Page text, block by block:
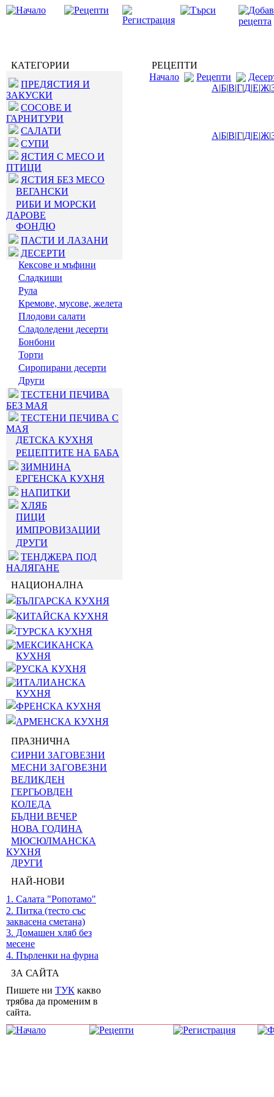
КАТЕГОРИИ
ПРЕДЯСТИЯ И
ЗАКУСКИ
СОСОВЕ И
ГАРНИТУРИ
САЛАТИ
СУПИ
ЯСТИЯ С МЕСО И
ПТИЦИ
ЯСТИЯ БЕЗ МЕСО
ВЕГАНСКИ
РИБИ И МОРСКИ
ДАРОВЕ
ФОНДЮ
ПАСТИ И ЛАЗАНИ
ДЕСЕРТИ
Кексове и мъфини
Сладкиши
Рула
Кремове, мусове, желета
Плодови салати
Сладоледени десерти
Бонбони
Торти
Сиропирани десерти
Други
ТЕСТЕНИ ПЕЧИВА
БЕЗ МАЯ
ТЕСТЕНИ ПЕЧИВА С
МАЯ
ДЕТСКА КУХНЯ
РЕЦЕПТИТЕ НА БАБА
ЗИМНИНА
ЕРГЕНСКА КУХНЯ
НАПИТКИ
ХЛЯБ
ПИЦИ
ИМПРОВИЗАЦИИ
ДРУГИ
ТЕНДЖЕРА ПОД
НАЛЯГАНЕ
НАЦИОНАЛНА
БЪЛГАРСКА КУХНЯ
КИТАЙСКА КУХНЯ
ТУРСКА КУХНЯ
МЕКСИКАНСКА
КУХНЯ
РУСКА КУХНЯ
ИТАЛИАНСКА
КУХНЯ
ФРЕНСКА КУХНЯ
АРМЕНСКА КУХНЯ
ПРАЗНИЧНА
СИРНИ ЗАГОВЕЗНИ
МЕСНИ ЗАГОВЕЗНИ
ВЕЛИКДЕН
ГЕРГЬОВДЕН
КОЛЕДА
БЪДНИ ВЕЧЕР
НОВА ГОДИНА
МЮСЮЛМАНСКА
КУХНЯ
ДРУГИ
НАЙ-НОВИ
1. Салата "Ропотамо"
2. Питка (тесто със
заквасена сметана)
3. Домашен хляб без
месене
4. Пърленки на фурна
ЗА САЙТА
Пишете ни ТУК какво
трябва да променим в
сайта.
РЕЦЕПТИ
Начало
Рецепти
А|Б|В|Г|Д|Е|Ж|
А|Б|В|Г|Д|Е|Ж|